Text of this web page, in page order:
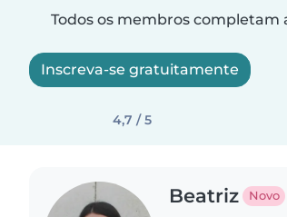
Todos os membros
Inscreva-se gratuitamente
4,7 / 5
Beatriz Novo